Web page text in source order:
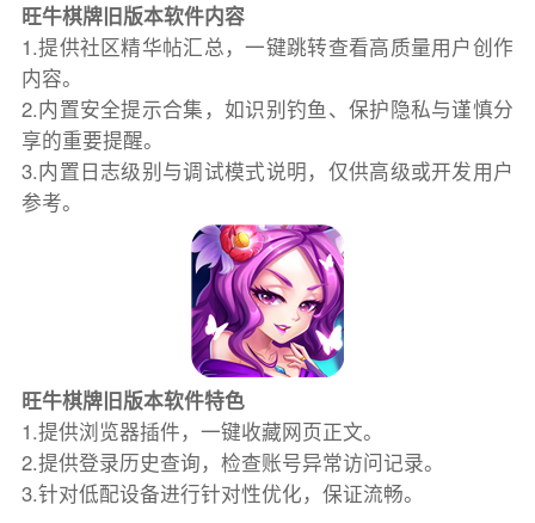
旺牛棋牌旧版本软件内容
1.提供社区精华帖汇总，一键跳转查看高质量用户创作
内容。
2.内置安全提示合集，如识别钓鱼、保护隐私与谨慎分
享的重要提醒。
3.内置日志级别与调试模式说明，仅供高级或开发用户
参考。
旺牛棋牌旧版本软件特色
1.提供浏览器插件，一键收藏网页正文。
2.提供登录历史查询，检查账号异常访问记录。
3.针对低配设备进行针对性优化，保证流畅。